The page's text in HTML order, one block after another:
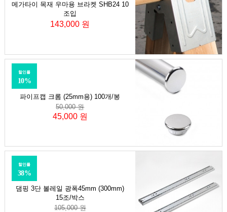
메가타이 목재 우마용 브라켓 SHB24 10
조입
143,000 원
파이프캡 크롬 (25mm용) 100개/봉
할인률
10%
50,000 원
45,000 원
댐핑 3단 볼레일 광폭45mm (300mm)
15조/박스
할인률
38%
105,000 원